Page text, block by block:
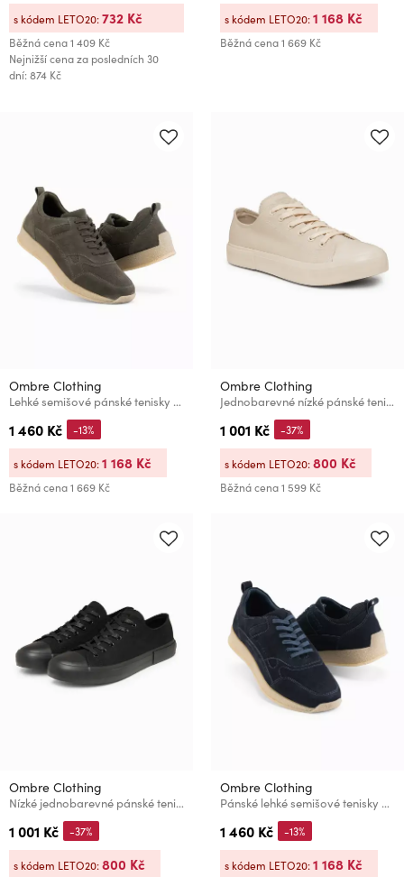
Běžná cena1 409 Kč
Nejnižší cena za posledních 30
dní: 874 Kč
s kódem LETO20:732 Kč
Běžná cena1 669 Kč
s kódem LETO20:1 168 Kč
Ombre Clothing
Lehké semišové pánské tenisky ve sportovním stylu - olivové
1 460 Kč
Běžná cena1 669 Kč
-13%
s kódem LETO20:1 168 Kč
Ombre Clothing
Jednobarevné nízké pánské tenisky – světle béžové V2 OM-FOTL-0189 Ombre Clothing
1 001 Kč
Běžná cena1 599 Kč
-37%
s kódem LETO20:800 Kč
Ombre Clothing
Nízké jednobarevné pánské tenisky – černé V5 OM-FOTL-0189 Ombre Clothing
1 001 Kč -37%
s kódem LETO20:800 Kč
Ombre Clothing
Pánské lehké semišové tenisky ve sportovním stylu - tmavě modré
1 460 Kč -13%
s kódem LETO20:1 168 Kč